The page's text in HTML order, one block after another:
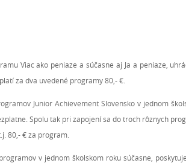
Viac ako peniaze a súčasne aj Ja a peniaze,
za dva uvedené programy 80,- €.
Junior Achievement Slovensko v jednom
Spolu tak pri zapojení sa do troch rôznych
80,- € za program.
v jednom školskom roku súčasne,